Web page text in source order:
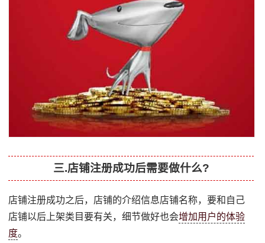
三.店铺注册成功后需要做什么?
店铺注册成功之后，店铺的介绍信息店铺名称，要和自己
店铺以后上架类目要有关，细节做好也会增加用户的体验
度。